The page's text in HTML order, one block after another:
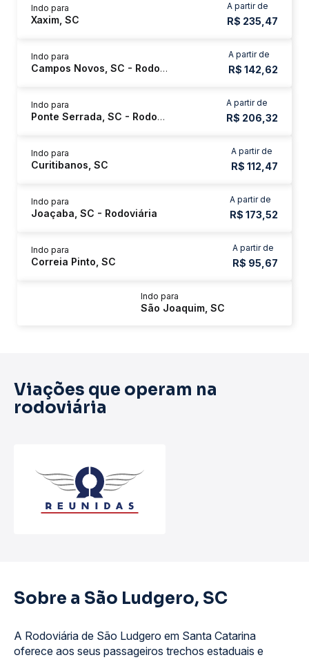
A partir de
R$ 235,47
Indo para
Xaxim, SC
A partir de
R$ 142,62
Indo para
Campos Novos, SC - Rodoviária
A partir de
R$ 206,32
Indo para
Ponte Serrada, SC - Rodoviária
A partir de
R$ 112,47
Indo para
Curitibanos, SC
A partir de
R$ 173,52
Indo para
Joaçaba, SC - Rodoviária
A partir de
R$ 95,67
Indo para
Correia Pinto, SC
Indo para
São Joaquim, SC
Viações que operam na
rodoviária
Sobre a São Ludgero, SC
A Rodoviária de São Ludgero em Santa Catarina
oferece aos seus passageiros trechos estaduais e